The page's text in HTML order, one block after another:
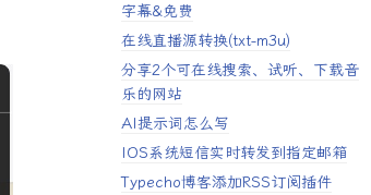
字幕&免费
在线直播源转换(txt-m3u)
分享2个可在线搜索、试听、下载音
乐的网站
AI提示词怎么写
IOS系统短信实时转发到指定邮箱
Typecho博客添加RSS订阅插件